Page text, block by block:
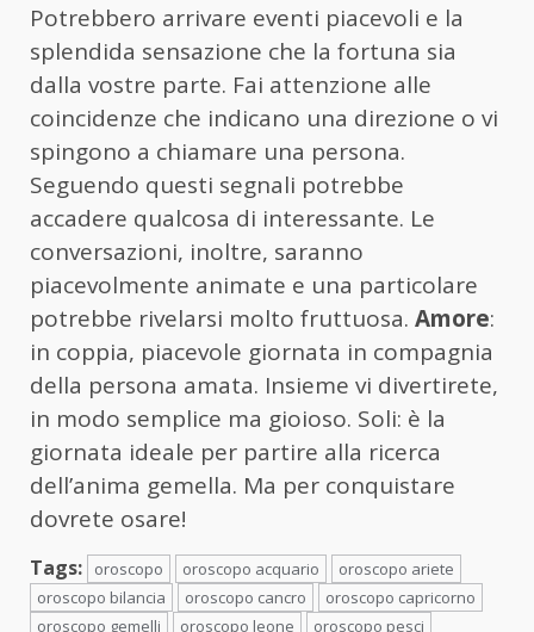
Potrebbero arrivare eventi piacevoli e la
splendida sensazione che la fortuna sia
dalla vostre parte. Fai attenzione alle
coincidenze che indicano una direzione o vi
spingono a chiamare una persona.
Seguendo questi segnali potrebbe
accadere qualcosa di interessante. Le
conversazioni, inoltre, saranno
piacevolmente animate e una particolare
potrebbe rivelarsi molto fruttuosa. Amore:
in coppia, piacevole giornata in compagnia
della persona amata. Insieme vi divertirete,
in modo semplice ma gioioso. Soli: è la
giornata ideale per partire alla ricerca
dell’anima gemella. Ma per conquistare
dovrete osare!
Tags: oroscopo oroscopo acquario
oroscopo ariete
oroscopo bilancia
oroscopo cancro
oroscopo capricorno
oroscopo gemelli
oroscopo leone
oroscopo pesci